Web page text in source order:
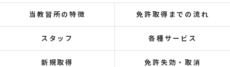
当教習所の特徴 免許取得までの流れ
スタッフ 各種サービス
新規取得 免許失効・取消